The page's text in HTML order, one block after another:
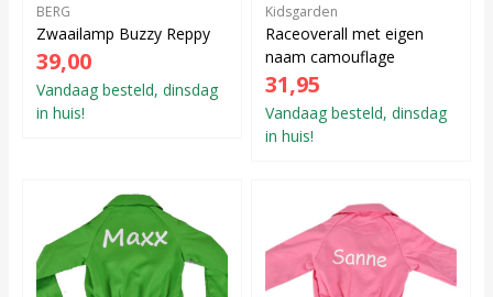
BERG
Zwaailamp Buzzy Reppy
39,00
Vandaag besteld, dinsdag
in huis!
Kidsgarden
Raceoverall met eigen
naam camouflage
31,95
Vandaag besteld, dinsdag
in huis!